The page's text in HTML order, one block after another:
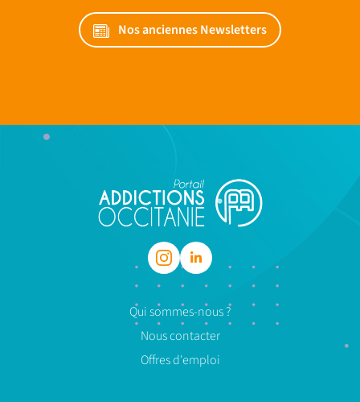
Nos anciennes Newsletters
Qui sommes-nous ?
Nous contacter
Offres d'emploi